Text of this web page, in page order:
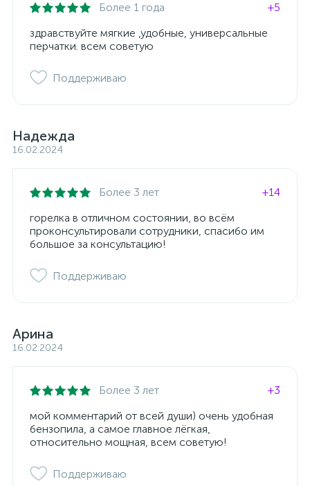
Более 1 года
+5
здравствуйте мягкие ,удобные, универсальные
перчатки. всем советую
Поддерживаю
Надежда
16.02.2024
Более 3 лет
+14
горелка в отличном состоянии, во всём
проконсультировали сотрудники, спасибо им
большое за консультацию!
Поддерживаю
Арина
16.02.2024
Более 3 лет
+3
мой комментарий от всей души) очень удобная
бензопила, а самое главное лёгкая,
относительно мощная, всем советую!
Поддерживаю